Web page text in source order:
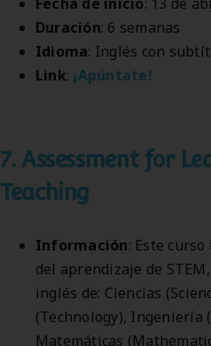
Duración: 6 semanas
Idioma: Inglés con
Link: ¡Apúntate!
7. Assessment for
Teaching
Información: Este
del aprendizaje de
inglés de: Ciencias
(Technology), Ingeniería
Matemáticas